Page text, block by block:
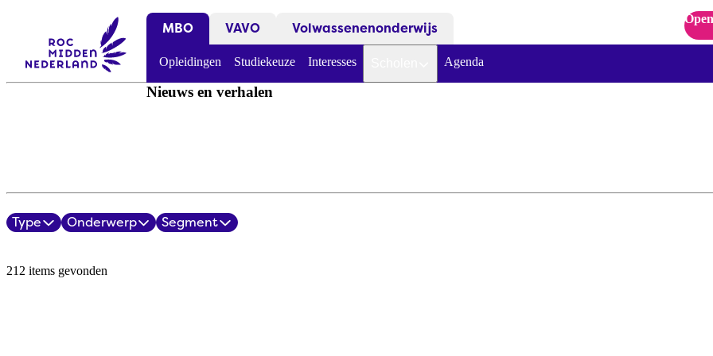
MBO VAVO Volwassenenonderwijs
Opleidingen Studiekeuze Interesses Agenda
Nieuws en verhalen
Filters
Type Onderwerp Segment
Nieuws en verhalen overzicht
212 items gevonden